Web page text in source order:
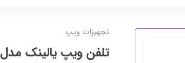
تجهیزات ویپ
تلفن ویپ یالینک مدل T31